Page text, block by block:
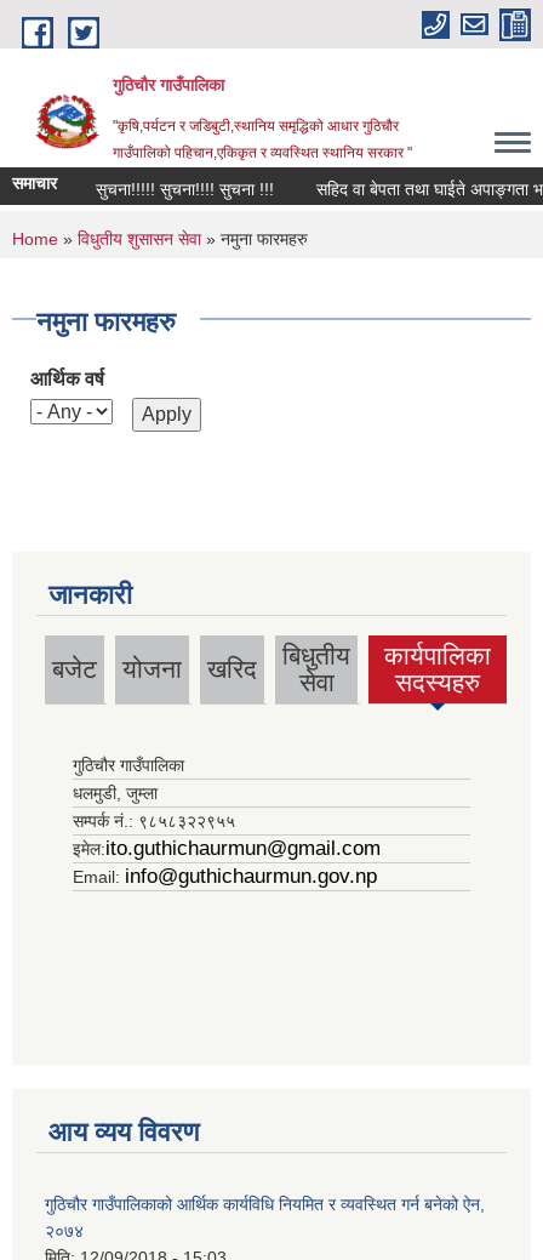
Skip to main content
गुठिचौर गाउँपालिका
"कृषि,पर्यटन र जडिबुटी,स्थानिय समृद्धिको आधार गुठिचौर
गाउँपालिको पहिचान,एकिकृत र व्यवस्थित स्थानिय सरकार "
समाचार सुचना!!!!! सुचना!!!! सुचना !!! सहिद वा बेपता तथा घाईते अपाङ्गता
You are here
Home » विधुतीय शुसासन सेवा» नमुना फारमहरु
नमुना फारमहरु
आर्थिक वर्ष
जानकारी
बजेट योजना खरिद
बिधुतीय
सेवा
कार्यपालिका
सदस्यहरु
(active tab)
गुठिचौर गाउँपालिका
धलमुडी, जुम्ला
सम्पर्क नं.: ९८५८३२२९५५
इमेल:ito.guthichaurmun@gmail.com
Email: info@guthichaurmun.gov.np
आय व्यय विवरण
गुठिचौर गाउँपालिकाको आर्थिक कार्यविधि नियमित र व्यवस्थित गर्न बनेको ऐन,
२०७४